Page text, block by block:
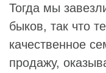
Тогда мы
быков, так что
качественное
продажу,